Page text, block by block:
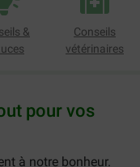
&
Conseils
vétérinaires
pour vos
à notre bonheur.